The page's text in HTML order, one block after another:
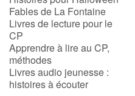
Apprendre les langues
Dyslexie, troubles de la lecture
Nos listes de lecture
Fables de La Fontaine
Livres de lecture pour le
CP
Apprendre à lire au CP,
méthodes
Livres audio jeunesse :
histoires à écouter